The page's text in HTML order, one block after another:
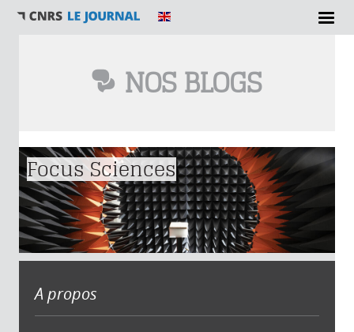
NOS BLOGS
Vous êtes ici
Focus Sciences
A propos